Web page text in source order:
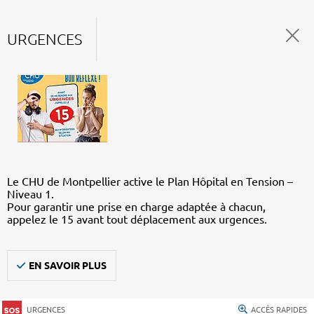
URGENCES
Le CHU de Montpellier active le Plan Hôpital en Tension –
Niveau 1.
Pour garantir une prise en charge adaptée à chacun,
appelez le 15 avant tout déplacement aux urgences.
EN SAVOIR PLUS
URGENCES ACCÈS RAPIDES